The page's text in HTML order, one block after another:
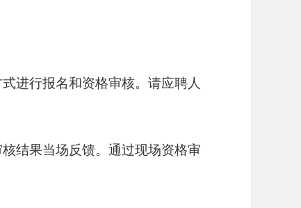
式进行报名和资格审核。 请应聘人
结果当场反馈。通过现场资格审